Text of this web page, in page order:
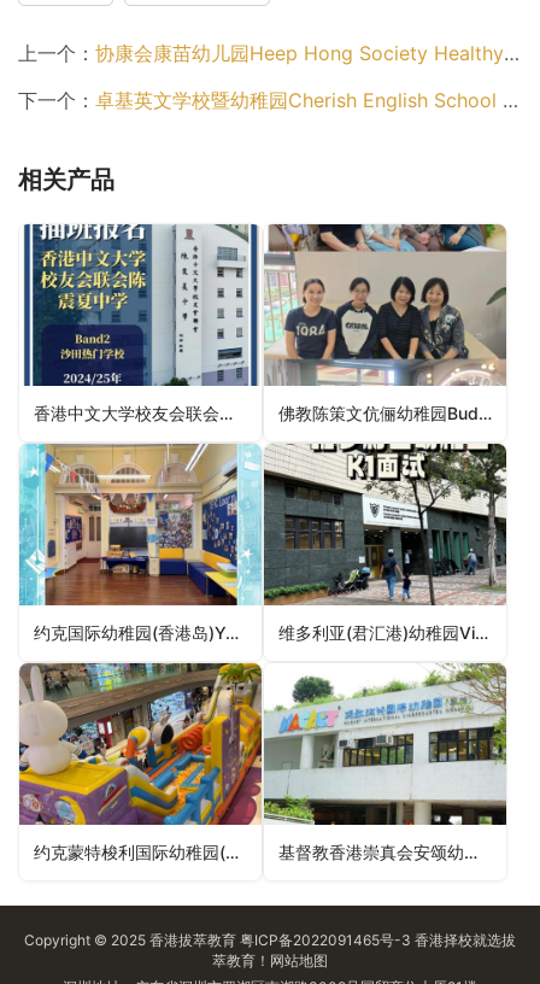
上一个： 协康会康苗幼儿园Heep Hong Society Healthy Kids Nursery School（油尖旺区幼稚园）
下一个： 卓基英文学校暨幼稚园Cherish English School & Kindergarten（中西区幼稚园）
相关产品
香港中文大学校友会联会陈震夏幼稚园CUHKFAA Chan Chun Ha Kindergarten（元朗区幼稚园） 佛教陈策文伉俪幼稚园Buddhist Mr. & Mrs. Chan Chart Man Kindergarten（九龙城区幼稚园）
约克国际幼稚园(香港岛)York International Pre-school (Hong Kong)（中西区幼稚园） 维多利亚(君汇港)幼稚园Victoria (Harbour Green) Kindergarten（油尖旺区幼稚园）
约克蒙特梭利国际幼稚园(将军澳)York Montessori International Pre-school (Tseung Kwan O)（西贡区幼稚园） 基督教香港崇真会安颂幼稚园Tsung Tsin Mission of HK On Chung Kindergarten（沙田区幼稚园）
Copyright © 2025 香港拔萃教育 粤ICP备2022091465号-3 香港择校就选拔
萃教育！ 网站地图